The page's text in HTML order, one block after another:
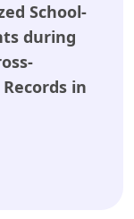
School-
during
in